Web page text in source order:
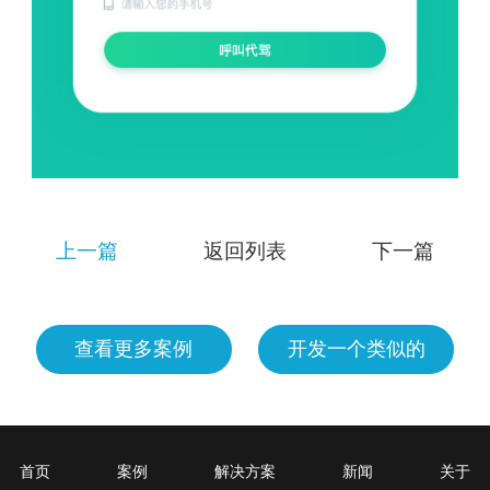
上一篇 返回列表 下一篇
查看更多案例 开发一个类似的
首页 案例 解决方案 新闻 关于